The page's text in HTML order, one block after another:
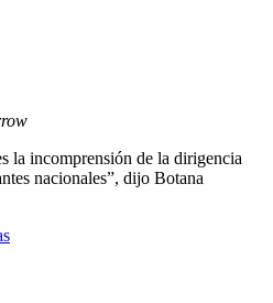
la incomprensión de la dirigencia
nacionales”, dijo Botana